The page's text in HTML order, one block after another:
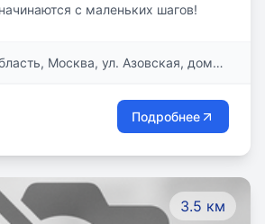
с маленьких шагов!
Москва, ул. Азовская, дом
Подробнее
3.5 км